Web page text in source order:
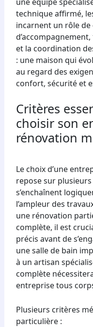
technique affirmé,
incarnent un rôle de
et la coordination
: une maison qui
au regard des
confort, sécurité et
Critères
choisir son
rénovation
Le choix d’une
repose sur
s’enchaînent
l’ampleur des
une rénovation
complète, il est
précis avant de
une salle de bain
à un artisan
complète
entreprise tous
Plusieurs critères
particulière :